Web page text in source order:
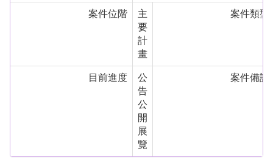
案件位階
主
要
計
畫
案件類型
目前進度
公
告
公
開
展
覽
案件備註